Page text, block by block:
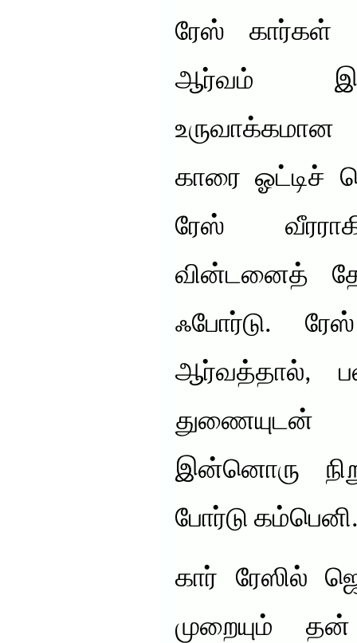
ரேஸ் கார்கள்
ஆர்வம்
காரை ஓட்டிச்
ரேஸ்
வின்டனைத்
ஃபோர்டு.
ஆர்வத்தால்,
இன்னொரு
போர்டு
கார் ரேஸில்
முறையும்